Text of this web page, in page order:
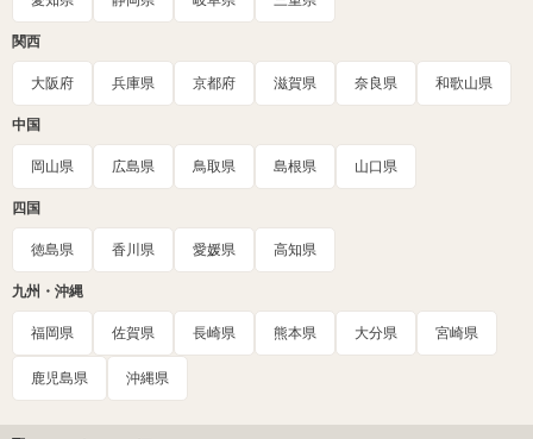
関西
大阪府 兵庫県 京都府 滋賀県 奈良県 和歌山県
中国
岡山県 広島県 鳥取県 島根県 山口県
四国
徳島県 香川県 愛媛県 高知県
九州・沖縄
福岡県 佐賀県 長崎県 熊本県 大分県 宮崎県
鹿児島県 沖縄県